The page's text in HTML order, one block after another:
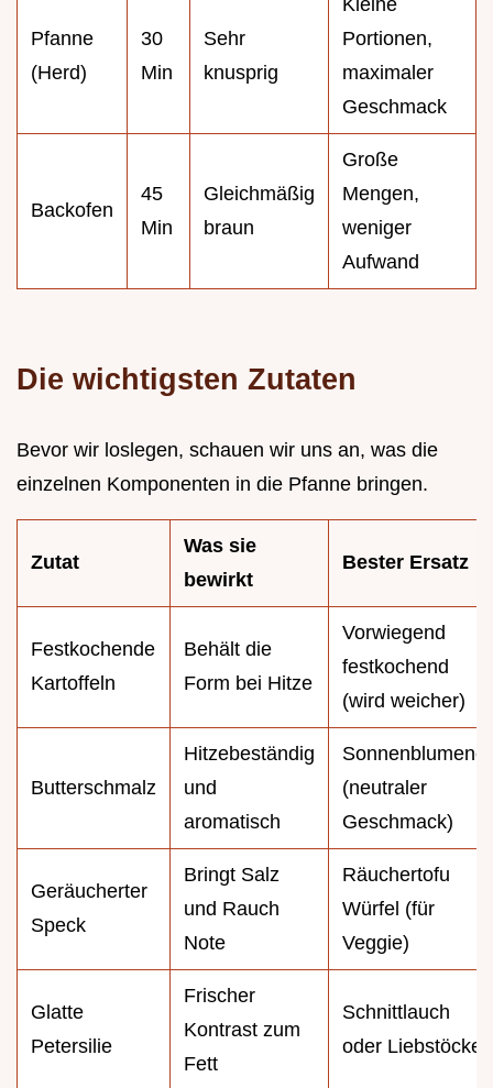
Pfanne
(Herd)
30
Min
Sehr
knusprig
Kleine
Portionen,
maximaler
Geschmack
Backofen
45
Min
Gleichmäßig
braun
Große
Mengen,
weniger
Aufwand
Die wichtigsten Zutaten
Bevor wir loslegen, schauen wir uns an, was die
einzelnen Komponenten in die Pfanne bringen.
Zutat
Was sie
bewirkt
Bester Ersatz
Festkochende
Kartoffeln
Behält die
Form bei Hitze
Vorwiegend
festkochend
(wird weicher)
Butterschmalz
Hitzebeständig
und
aromatisch
Sonnenblumenöl
(neutraler
Geschmack)
Geräucherter
Speck
Bringt Salz
und Rauch
Note
Räuchertofu
Würfel (für
Veggie)
Glatte
Petersilie
Frischer
Kontrast zum
Fett
Schnittlauch
oder Liebstöckel